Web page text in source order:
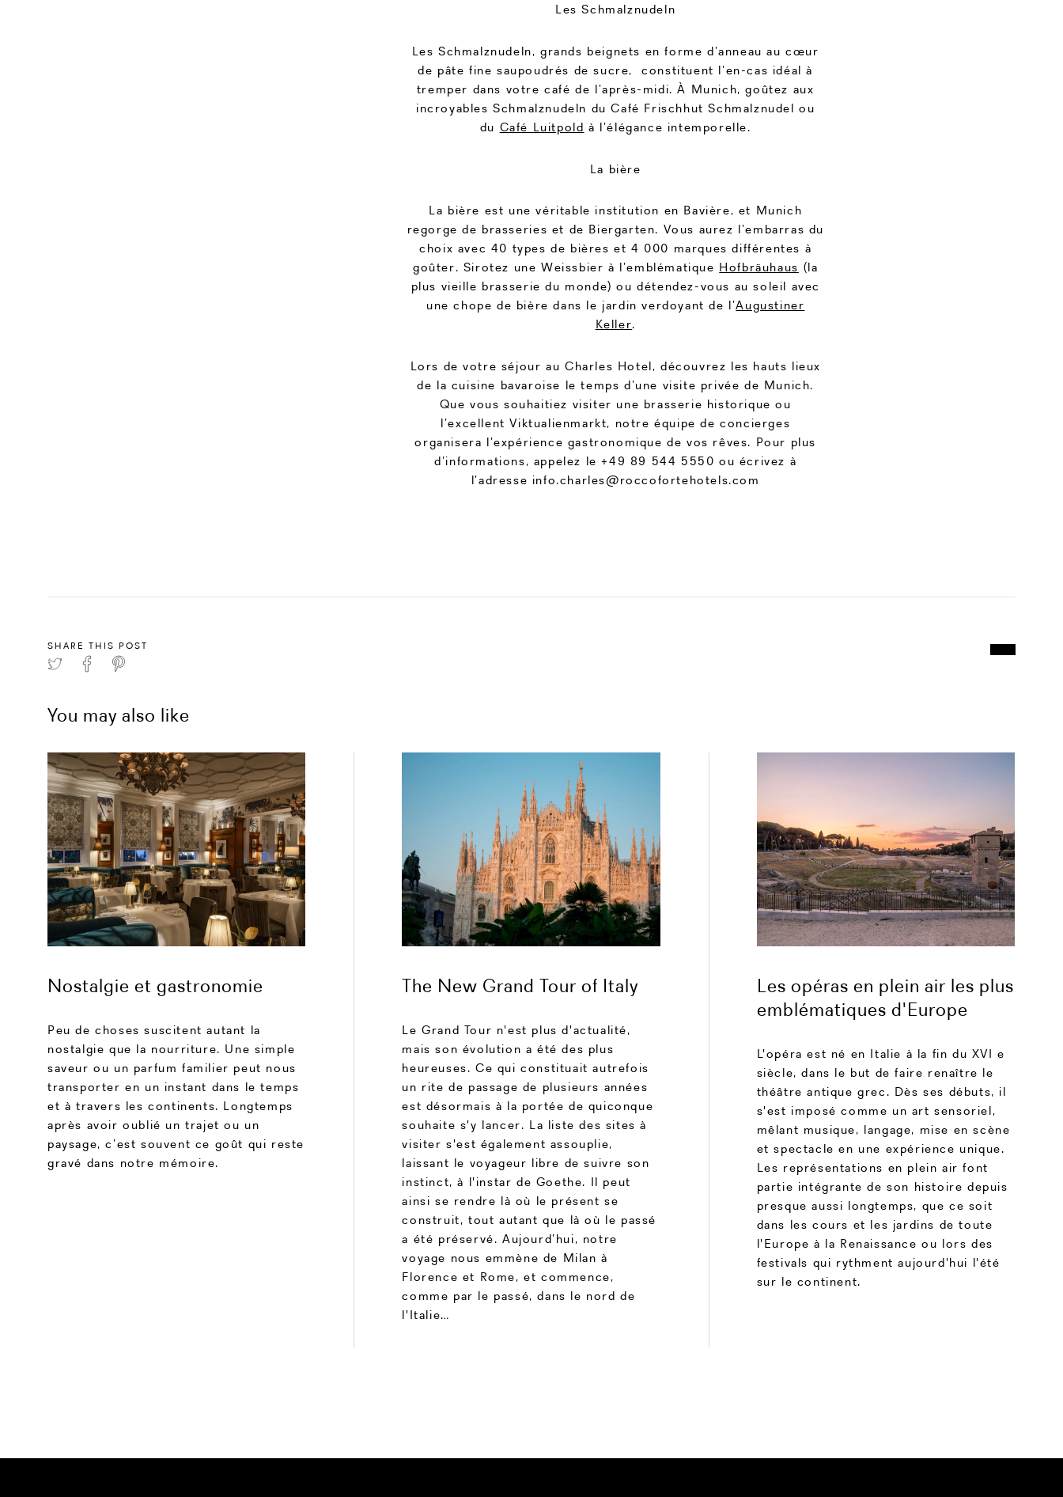
Les Schmalznudeln
Les Schmalznudeln, grands beignets en forme d’anneau au cœur
de pâte fine saupoudrés de sucre, constituent l’en-cas idéal à
tremper dans votre café de l’après-midi. À Munich, goûtez aux
incroyables Schmalznudeln du Café Frischhut Schmalznudel ou
du Café Luitpold à l’élégance intemporelle.
La bière
La bière est une véritable institution en Bavière, et Munich
regorge de brasseries et de Biergarten. Vous aurez l’embarras du
choix avec 40 types de bières et 4 000 marques différentes à
goûter. Sirotez une Weissbier à l’emblématique Hofbräuhaus (la
plus vieille brasserie du monde) ou détendez-vous au soleil avec
une chope de bière dans le jardin verdoyant de l’Augustiner
Keller.
Lors de votre séjour au Charles Hotel, découvrez les hauts lieux
de la cuisine bavaroise le temps d’une visite privée de Munich.
Que vous souhaitiez visiter une brasserie historique ou
l’excellent Viktualienmarkt, notre équipe de concierges
organisera l’expérience gastronomique de vos rêves. Pour plus
d’informations, appelez le +49 89 544 5550 ou écrivez à
l’adresse info.charles@roccofortehotels.com
SHARE THIS POST
You may also like
Nostalgie et gastronomie
Peu de choses suscitent autant la
nostalgie que la nourriture. Une simple
saveur ou un parfum familier peut nous
transporter en un instant dans le temps
et à travers les continents. Longtemps
après avoir oublié un trajet ou un
paysage, c’est souvent ce goût qui reste
gravé dans notre mémoire.
The New Grand Tour of Italy
Le Grand Tour n'est plus d'actualité,
mais son évolution a été des plus
heureuses. Ce qui constituait autrefois
un rite de passage de plusieurs années
est désormais à la portée de quiconque
souhaite s'y lancer. La liste des sites à
visiter s'est également assouplie,
laissant le voyageur libre de suivre son
instinct, à l'instar de Goethe. Il peut
ainsi se rendre là où le présent se
construit, tout autant que là où le passé
a été préservé. Aujourd’hui, notre
voyage nous emmène de Milan à
Florence et Rome, et commence,
comme par le passé, dans le nord de
l'Italie…
Les opéras en plein air les plus
emblématiques d'Europe
L'opéra est né en Italie à la fin du XVI e
siècle, dans le but de faire renaître le
théâtre antique grec. Dès ses débuts, il
s'est imposé comme un art sensoriel,
mêlant musique, langage, mise en scène
et spectacle en une expérience unique.
Les représentations en plein air font
partie intégrante de son histoire depuis
presque aussi longtemps, que ce soit
dans les cours et les jardins de toute
l'Europe à la Renaissance ou lors des
festivals qui rythment aujourd'hui l'été
sur le continent.